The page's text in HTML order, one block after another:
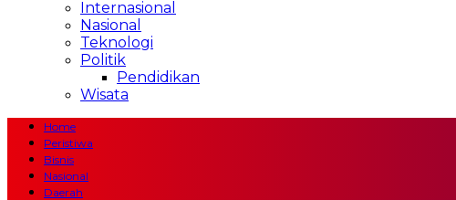
Internasional
Nasional
Teknologi
Politik
Pendidikan
Wisata
Home
Peristiwa
Bisnis
Nasional
Daerah